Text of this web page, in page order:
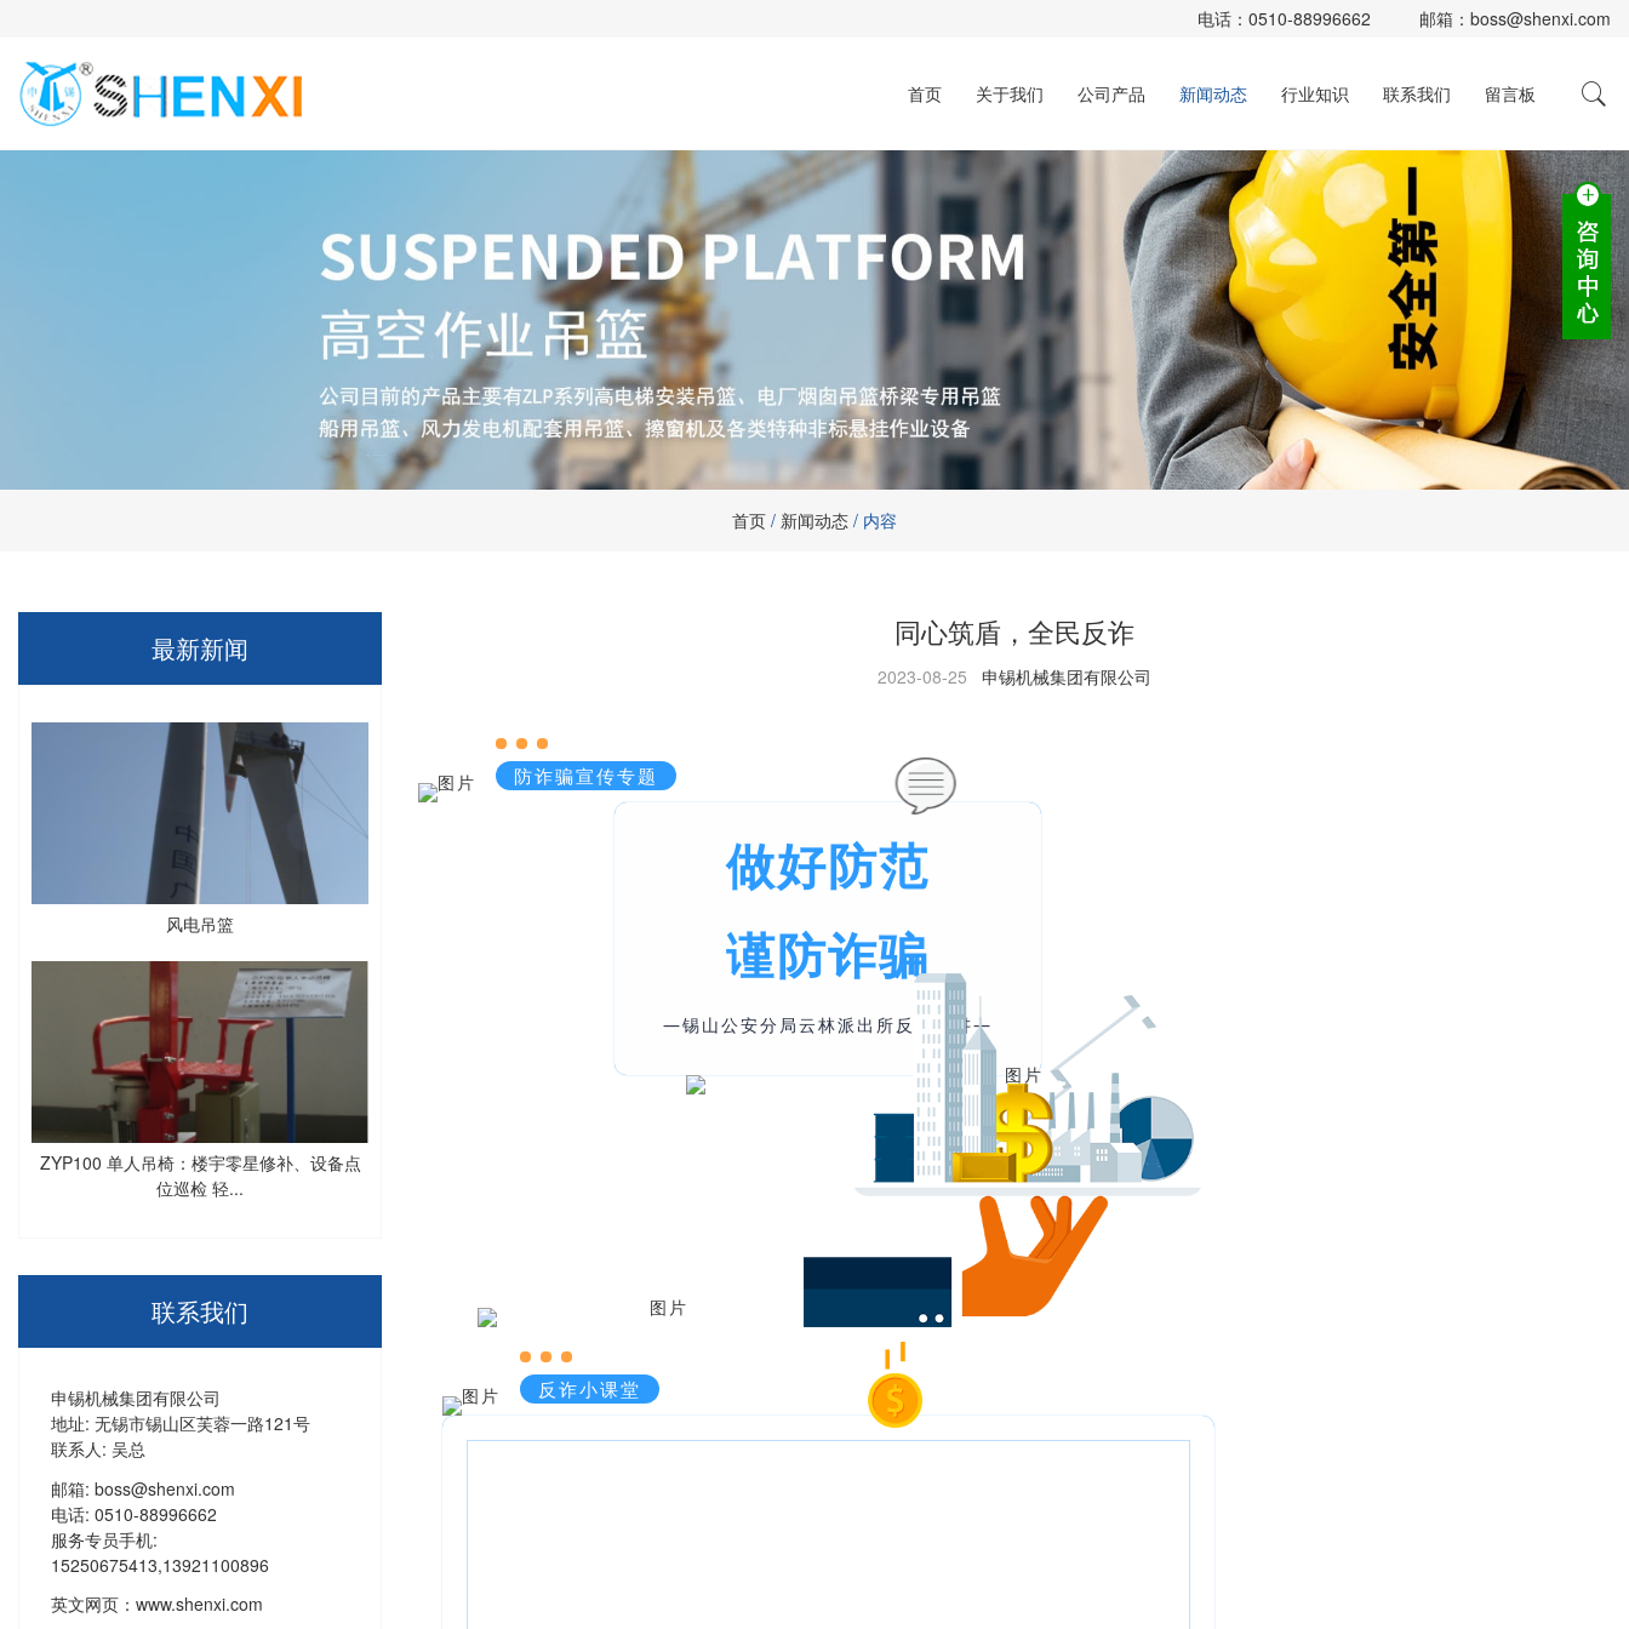
电话： 0510-88996662 邮箱： boss@shenxi.com
首页 关于我们 公司产品 新闻动态 行业知识 联系我们 留言板
首页 / 新闻动态 / 内容
最新新闻
风电吊篮
ZYP100 单人吊椅：楼宇零星修补、设备点
位巡检 轻...
联系我们
申锡机械集团有限公司
地址: 无锡市锡山区芙蓉一路121号
联系人: 吴总
邮箱: boss@shenxi.com
电话: 0510-88996662
服务专员手机:
15250675413,13921100896
英文网页： www.shenxi.com
同心筑盾，全民反诈
2023-08-25 申锡机械集团有限公司
防诈骗宣传专题
做好防范
谨防诈骗
—锡山公安分局云林派出所反诈宣讲—
反诈小课堂